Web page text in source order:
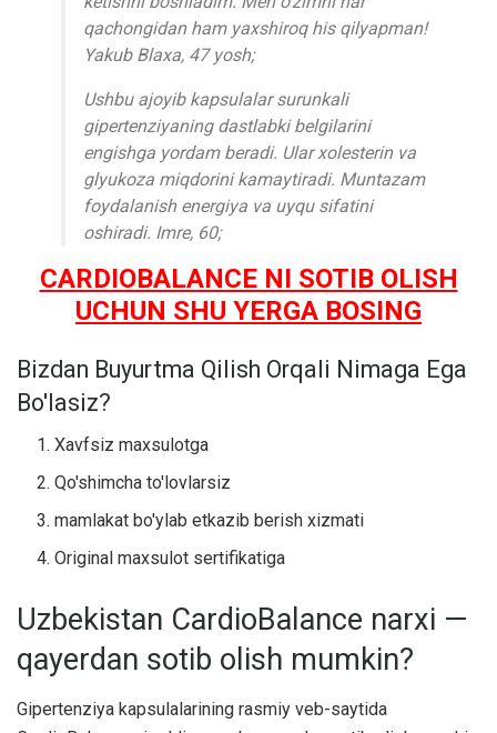
qachongidan ham yaxshiroq his qilyapman!
Yakub Blaxa, 47 yosh;
Ushbu ajoyib kapsulalar surunkali
gipertenziyaning dastlabki belgilarini
engishga yordam beradi. Ular xolesterin va
glyukoza miqdorini kamaytiradi. Muntazam
foydalanish energiya va uyqu sifatini
oshiradi. Imre, 60;
CARDIOBALANCE NI SOTIB OLISH
UCHUN SHU YERGA BOSING
Bizdan Buyurtma Qilish Orqali Nimaga Ega
Bo'lasiz?
Xavfsiz maxsulotga
Qo'shimcha to'lovlarsiz
mamlakat bo'ylab etkazib berish xizmati
Original maxsulot sertifikatiga
Uzbekistan CardioBalance narxi —
qayerdan sotib olish mumkin?
Gipertenziya kapsulalarining rasmiy veb-saytida